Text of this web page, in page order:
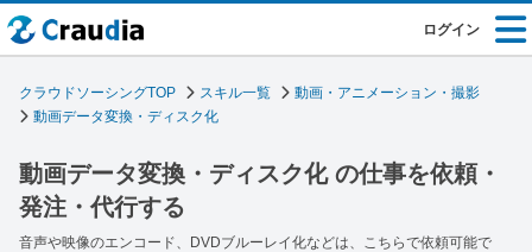
ログイン
クラウドソーシングTOP スキル一覧
動画・アニメーション・撮影
動画データ変換・ディスク化
動画データ変換・ディスク化 の仕事を依頼・
発注・代行する
音声や映像のエンコード、DVDブルーレイ化などは、こちらで依頼可能で